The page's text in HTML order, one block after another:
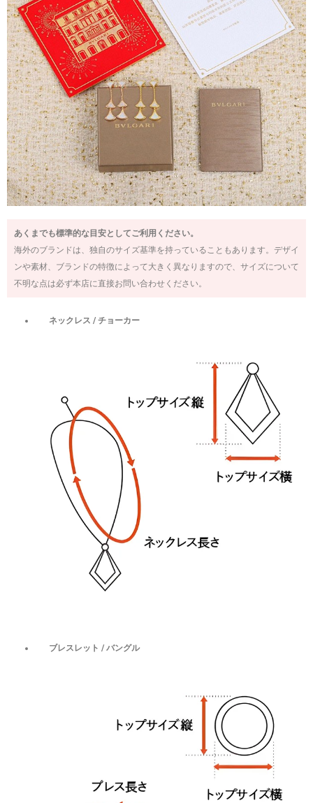
あくまでも標準的な目安としてご利用ください。
海外のブランドは、独自のサイズ基準を持っていることもあります。デザイ
ンや素材、ブランドの特徴によって大きく異なりますので、サイズについて
不明な点は必ず本店に直接お問い合わせください。
ネックレス / チョーカー
ブレスレット / バングル